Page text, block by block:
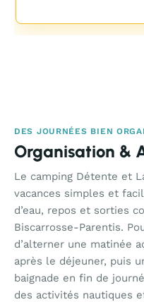
DES JOURNÉES BIEN
Organisation &
Le camping Détente et
vacances simples et
d’eau, repos et sorties
Biscarrosse-Parentis.
d’alterner une matinée
après le déjeuner, puis
baignade en fin de
des activités nautiques